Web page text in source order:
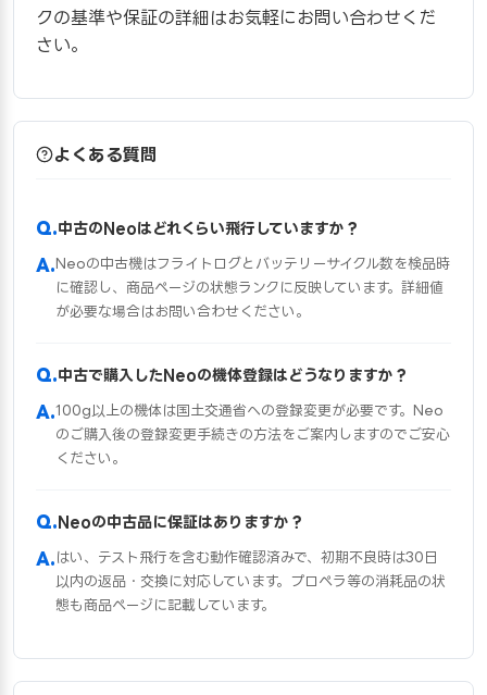
クの基準や保証の詳細はお気軽にお問い合わせくだ
さい。
よくある質問
中古のNeoはどれくらい飛行していますか？
Neoの中古機はフライトログとバッテリーサイクル数を検品時
に確認し、商品ページの状態ランクに反映しています。詳細値
が必要な場合はお問い合わせください。
中古で購入したNeoの機体登録はどうなりますか？
100g以上の機体は国土交通省への登録変更が必要です。Neo
のご購入後の登録変更手続きの方法をご案内しますのでご安心
ください。
Neoの中古品に保証はありますか？
はい、テスト飛行を含む動作確認済みで、初期不良時は30日
以内の返品・交換に対応しています。プロペラ等の消耗品の状
態も商品ページに記載しています。